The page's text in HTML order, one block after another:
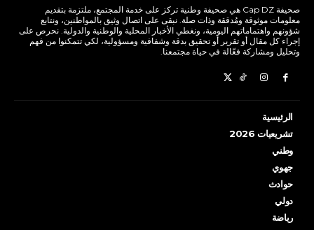
صحيفة Cap DZ هي صحيفة وطنية تركز على خدمة المجتمع، ملتزمة بتقديم
معلومات موثوقة ومُدققة وذات صلة. نبقى على اتصال وثيق بالمواطنين، ونتابع
شؤونهم واهتماماتهم اليومية، ونغطي الأخبار المحلية والوطنية والدولية. نحرص على
إجراء كل مقال أو تقرير أو تحقيق بدقة وشفافية ومسؤولية، لكي تتمكنوا من فهم
وتحليل ومشاركة فعّالة في حياة مجتمعنا.
الرئيسية
تشريعيات 2026
وطني
جهوي
حوادث
دولي
رياضة